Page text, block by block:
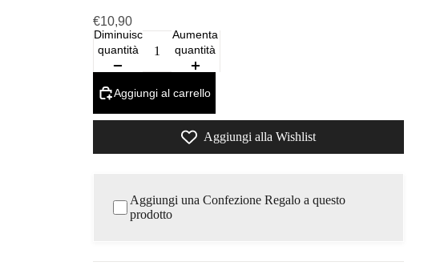
€10,90
Diminuisci
quantità
Aumenta
quantità
Aggiungi al carrello
Aggiungi alla Wishlist
Aggiungi una Confezione Regalo a questo
prodotto